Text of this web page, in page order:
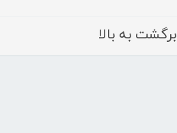
برگشت به بالا